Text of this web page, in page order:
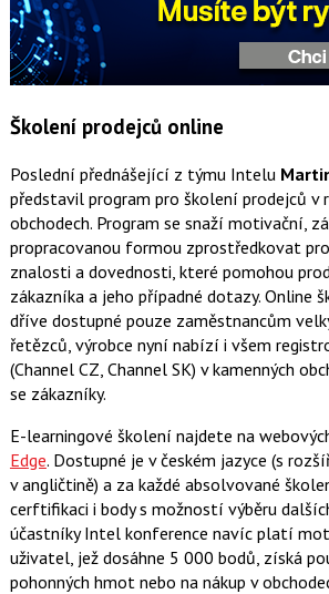
Školení prodejců online
Poslední přednášející z týmu Intelu
představil program pro školení prodejců v
obchodech. Program se snaží motivační,
propracovanou formou zprostředkovat
znalosti a dovednosti, které pomohou
zákazníka a jeho případné dotazy. Online
dříve dostupné pouze zaměstnancům
řetězců, výrobce nyní nabízí i všem
(Channel CZ, Channel SK) v kamenných
se zákazníky.
E-learningové školení najdete na
Edge. Dostupné je v českém jazyce (s
v angličtině) a za každé absolvované
cerftifikaci i body s možností výběru
účastníky Intel konference navíc platí
uživatel, jež dosáhne 5 000 bodů, získá
pohonných hmot nebo na nákup v